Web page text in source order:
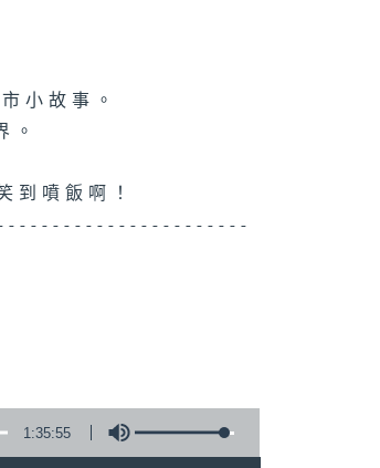
小故事。
。
到噴飯啊！
1:35:55